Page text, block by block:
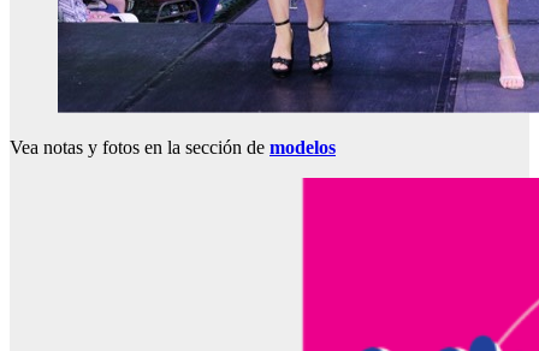
Vea notas y fotos en la sección de modelos